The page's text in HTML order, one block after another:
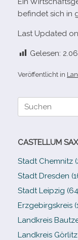
befin­det sich in
Last Updated
Gelesen:
Veröffentlicht in
Suche
CASTELLUM
Stadt Chemnitz
Stadt Dresden
Stadt Leipzig
Erzgebirgskreis
Landkreis
Landkreis Görlitz